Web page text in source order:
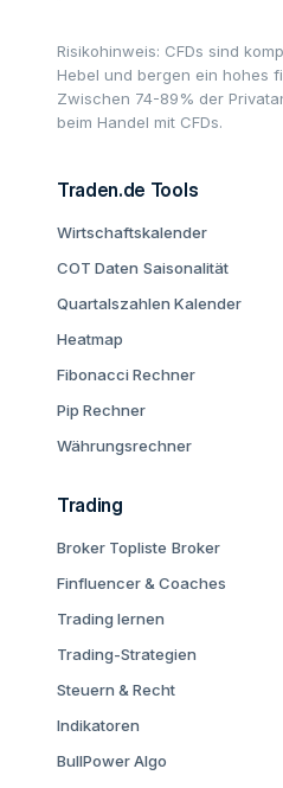
Risikohinweis: CFDs sind
Hebel und bergen ein hohes
Zwischen 74-89% der
beim Handel mit CFDs.
Traden.de Tools
Wirtschaftskalender
COT Daten Saisonalität
Quartalszahlen Kalender
Heatmap
Fibonacci Rechner
Pip Rechner
Währungsrechner
Trading
Broker Topliste Broker
Finfluencer & Coaches
Trading lernen
Trading-Strategien
Steuern & Recht
Indikatoren
BullPower Algo